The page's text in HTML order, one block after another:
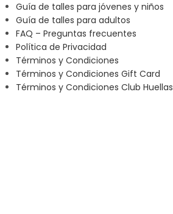
Guía de talles para jóvenes y niños
Guía de talles para adultos
FAQ – Preguntas frecuentes
Política de Privacidad
Términos y Condiciones
Términos y Condiciones Gift Card
Términos y Condiciones Club Huellas